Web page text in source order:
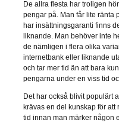
De allra flesta har troligen
pengar på. Man får lite ränta
har insättningsgaranti finns
liknande. Man behöver inte
de nämligen i flera olika
internetbank eller liknande
och tar mer tid än att bara
pengarna under en viss tid
Det har också blivit populärt
krävas en del kunskap för att
tid innan man märker någon